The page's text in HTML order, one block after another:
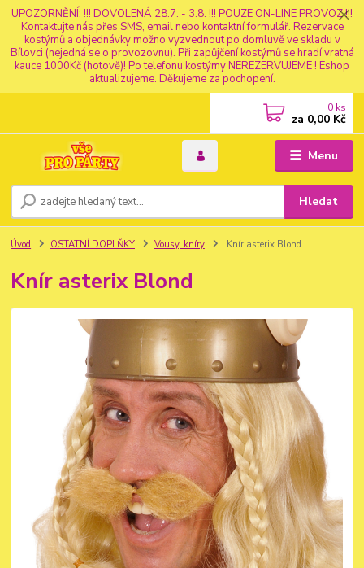
UPOZORNĚNÍ: !!! DOVOLENÁ 28.7. - 3.8. !!! POUZE ON-LINE PROVOZ !!!
Kontaktujte nás přes SMS, email nebo kontaktní formulář. Rezervace
kostýmů a objednávky možno vyzvednout po domluvě ve skladu v
Bílovci (nejedná se o provozovnu). Při zapůjčení kostýmů se hradí vratná
kauce 1000Kč (hotově)! Po telefonu kostýmy NEREZERVUJEME ! Eshop
aktualizujeme. Děkujeme za pochopení.
Menu
Hledat
0 ks
za 0,00 Kč
Úvod OSTATNÍ DOPLŇKY Vousy, kníry Knír asterix Blond
Knír asterix Blond